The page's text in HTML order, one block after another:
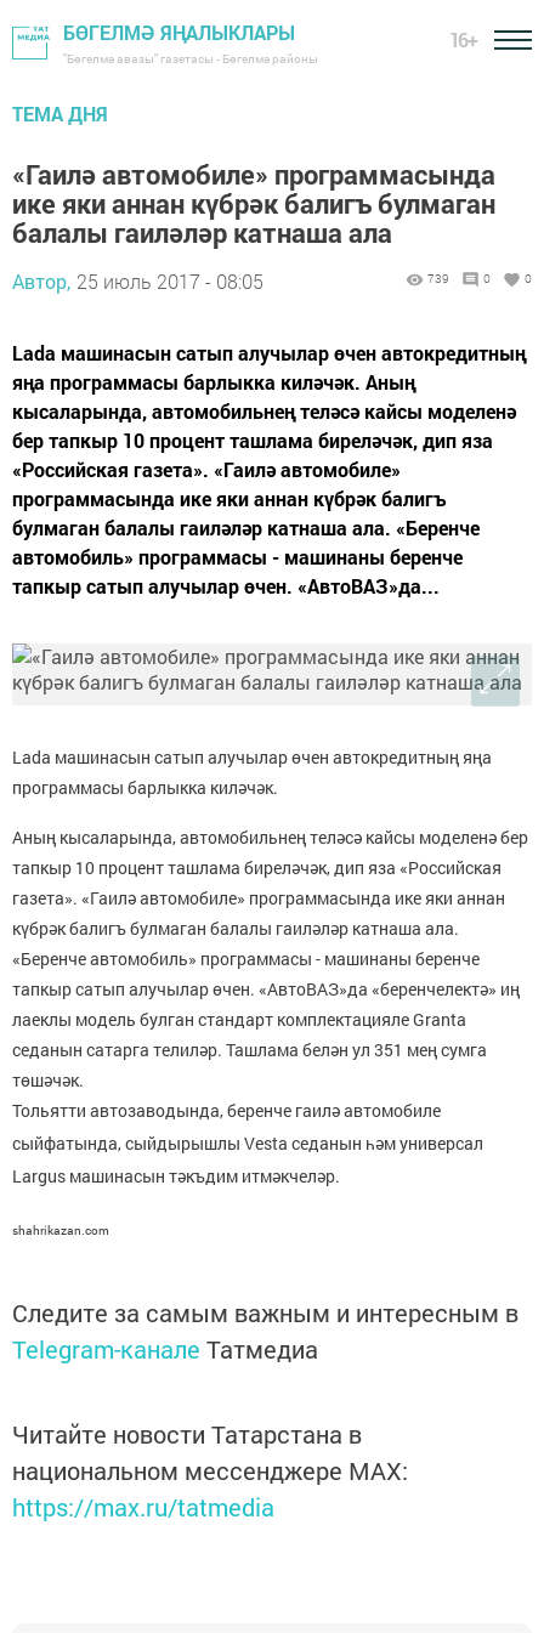
БӨГЕЛМӘ ЯҢАЛЫКЛАРЫ
"Бөгелмә авазы" газетасы - Бөгелмә районы
16+
ТЕМА ДНЯ
«Гаилә автомобиле» программасында
ике яки аннан күбрәк балигъ булмаган
балалы гаиләләр катнаша ала
Автор, 25 июль 2017 - 08:05 739 0 0
Lada машинасын сатып алучылар өчен автокредитның
яңа программасы барлыкка киләчәк. Аның
кысаларында, автомобильнең теләсә кайсы моделенә
бер тапкыр 10 процент ташлама биреләчәк, дип яза
«Российская газета». «Гаилә автомобиле»
программасында ике яки аннан күбрәк балигъ
булмаган балалы гаиләләр катнаша ала. «Беренче
автомобиль» программасы - машинаны беренче
тапкыр сатып алучылар өчен. «АвтоВАЗ»да...
Lada машинасын сатып алучылар өчен автокредитның яңа
программасы барлыкка киләчәк.
Аның кысаларында, автомобильнең теләсә кайсы моделенә бер
тапкыр 10 процент ташлама биреләчәк, дип яза «Российская
газета». «Гаилә автомобиле» программасында ике яки аннан
күбрәк балигъ булмаган балалы гаиләләр катнаша ала.
«Беренче автомобиль» программасы - машинаны беренче
тапкыр сатып алучылар өчен. «АвтоВАЗ»да «беренчелектә» иң
лаеклы модель булган стандарт комплектацияле Granta
седанын сатарга телиләр. Ташлама белән ул 351 мең сумга
төшәчәк.
Тольятти автозаводында, беренче гаилә автомобиле
сыйфатында, сыйдырышлы Vesta седанын һәм универсал
Largus машинасын тәкъдим итмәкчеләр.
shahrikazan.com
Следите за самым важным и интересным в
Telegram-канале Татмедиа
Читайте новости Татарстана в
национальном мессенджере MАХ:
https://max.ru/tatmedia